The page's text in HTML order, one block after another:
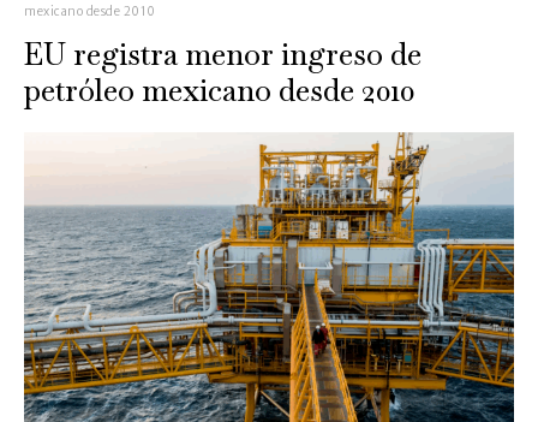
mexicano desde 2010
EU registra menor ingreso de
petróleo mexicano desde 2010